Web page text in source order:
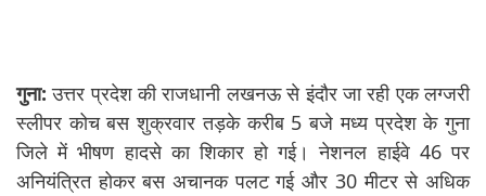
गुना: उत्तर प्रदेश की राजधानी लखनऊ से इंदौर जा रही एक लग्जरी
स्लीपर कोच बस शुक्रवार तड़के करीब 5 बजे मध्य प्रदेश के गुना
जिले में भीषण हादसे का शिकार हो गई। नेशनल हाईवे 46 पर
अनियंत्रित होकर बस अचानक पलट गई और 30 मीटर से अधिक